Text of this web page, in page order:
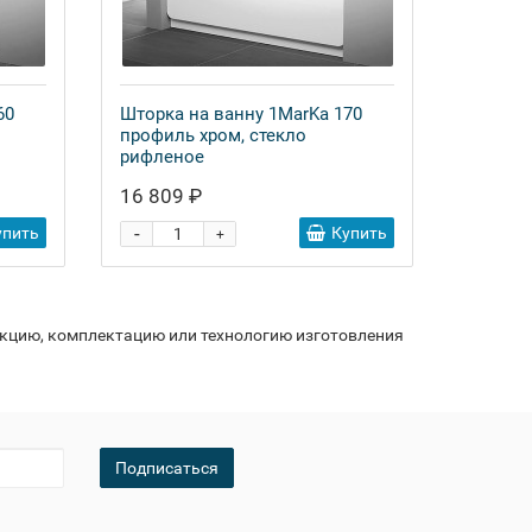
Шторка на ванну 1MarKa 170
профиль хром, стекло
рифленое
16 809 ₽
+
- Купить
комплектацию или технологию изготовления
Подписаться